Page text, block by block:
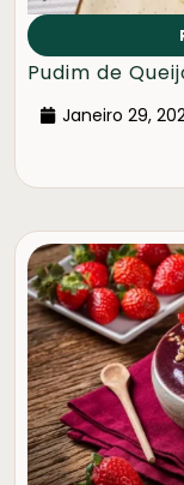
Pudim de
Janeiro 29,